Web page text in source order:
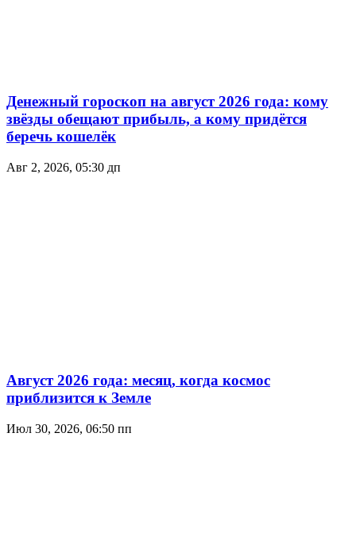
Денежный гороскоп на август 2026 года: кому
звёзды обещают прибыль, а кому придётся
беречь кошелёк
Авг 2, 2026, 05:30 дп
Август 2026 года: месяц, когда космос
приблизится к Земле
Июл 30, 2026, 06:50 пп